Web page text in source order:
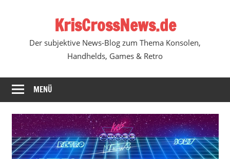
KrisCrossNews.de
Der subjektive News-Blog zum Thema Konsolen,
Handhelds, Games & Retro
MENÜ